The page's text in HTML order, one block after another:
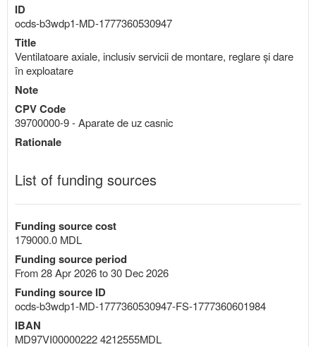
ID
ocds-b3wdp1-MD-1777360530947
Title
Ventilatoare axiale, inclusiv servicii de montare, reglare și dare
în exploatare
Note
CPV Code
39700000-9 - Aparate de uz casnic
Rationale
List of funding sources
Funding source cost
179000.0 MDL
Funding source period
From 28 Apr 2026 to 30 Dec 2026
Funding source ID
ocds-b3wdp1-MD-1777360530947-FS-1777360601984
IBAN
MD97VI00000222 4212555MDL